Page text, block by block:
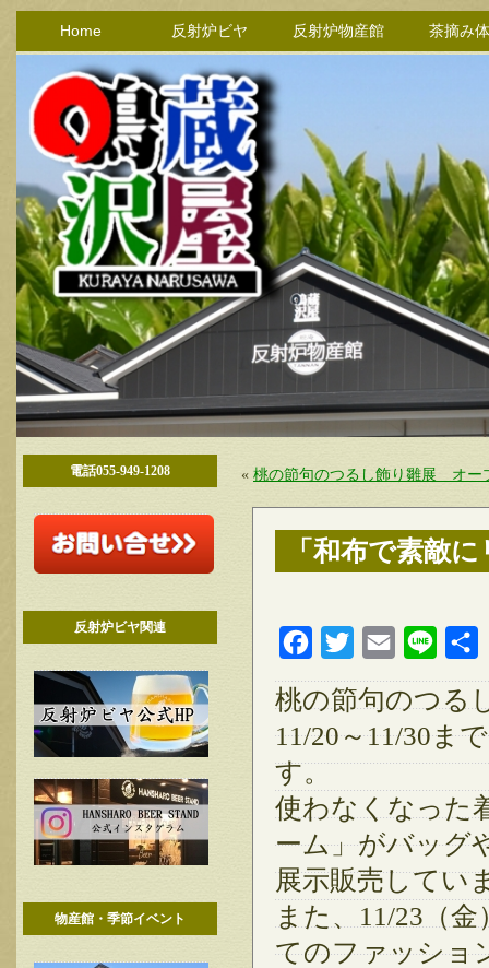
Home 反射炉ビヤ 反射炉物産館 茶摘み
電話055-949-1208
反射炉ビヤ関連
物産館・季節イベント
« 桃の節句のつるし飾り雛展 オー
「和布で素敵
FacebookTwitter Email Line
桃の節句のつる
11/20～11/30ま
す。
使わなくなった
ーム」がバッグ
展示販売してい
また、11/23（
てのファッショ